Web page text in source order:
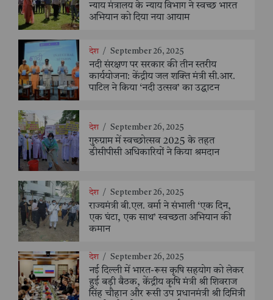
न्याय मंत्रालय के न्याय विभाग ने स्वच्छ भारत
अभियान को दिया नया आयाम
देश / September 26, 2025
नदी संरक्षण पर सरकार की तीन स्तरीय
कार्ययोजना: केंद्रीय जल शक्ति मंत्री सी.आर.
पाटिल ने किया ‘नदी उत्सव’ का उद्घाटन
देश / September 26, 2025
गुरुग्राम में स्वच्छोत्सव 2025 के तहत
डीसीपीसी अधिकारियों ने किया श्रमदान
देश / September 26, 2025
राज्यमंत्री बी.एल. वर्मा ने संभाली ‘एक दिन,
एक घंटा, एक साथ’ स्वच्छता अभियान की
कमान
देश / September 26, 2025
नई दिल्ली में भारत-रूस कृषि सहयोग को लेकर
हुई बड़ी बैठक, केंद्रीय कृषि मंत्री श्री शिवराज
सिंह चौहान और रूसी उप प्रधानमंत्री श्री दिमित्री